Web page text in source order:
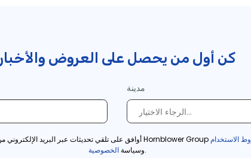
كن أول من يحصل على العروض والأخبار
أوافق على تلقي تحديثات عبر البريد الإلكتروني من عائلة شركات Hornblower Group الاستخدام
وسياسةالخصوصية .